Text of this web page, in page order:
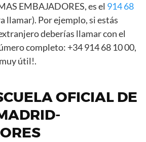
EMBAJADORES, es el 914 68
llamar). Por ejemplo, si estás
deberías llamar con el
completo: +34 914 68 10 00,
útil!.
OFICIAL DE